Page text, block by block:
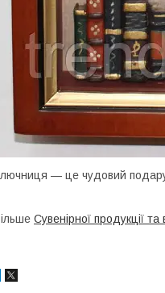
— це чудовий
Сувенірної продукції та